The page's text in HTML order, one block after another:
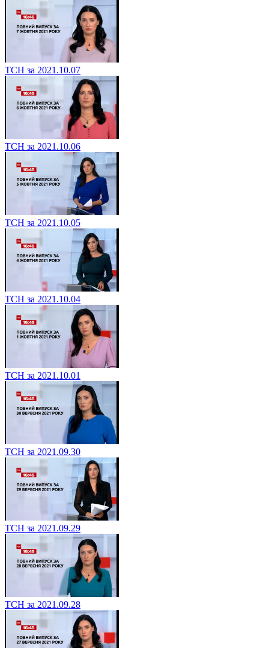
ТСН за 2021.10.07
ТСН за 2021.10.06
ТСН за 2021.10.05
ТСН за 2021.10.04
ТСН за 2021.10.01
ТСН за 2021.09.30
ТСН за 2021.09.29
ТСН за 2021.09.28